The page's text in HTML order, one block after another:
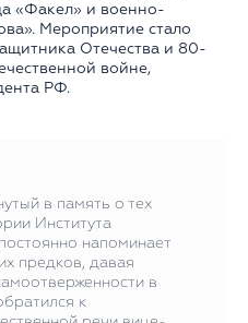
«Факел» и военно-
Мероприятие стало
Отечества и 80-
войне,
РФ.
в память о тех
Института
напоминает
предков, давая
в
к